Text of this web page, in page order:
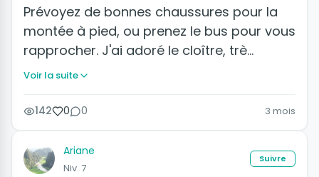
Prévoyez de bonnes chaussures pour la
montée à pied, ou prenez le bus pour vous
rapprocher. J'ai adoré le cloître, trè…
Voir la suite
142 0 0 3 mois
Ariane
Niv. 7
Suivre